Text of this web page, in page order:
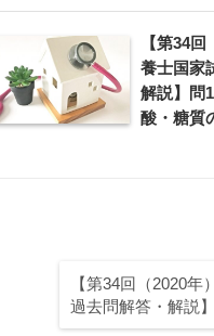
【第34
養士国家
解説】問
酸・糖質
【第34回（2020
過去問解答・解説